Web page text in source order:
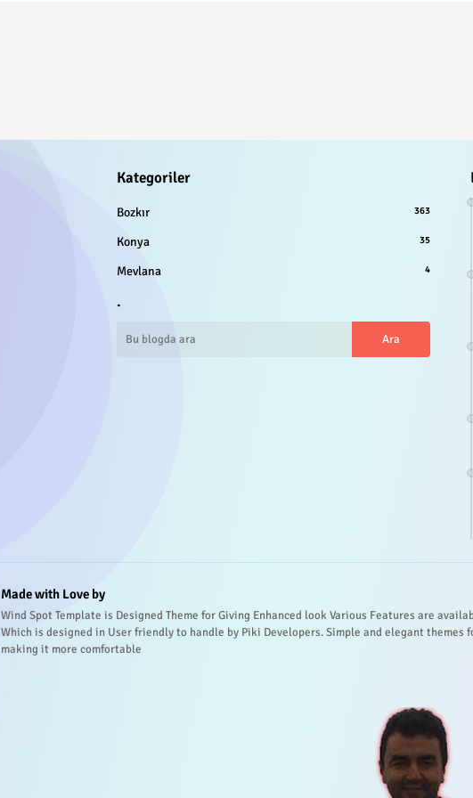
Kategoriler
Bozkır 363
Konya 35
Mevlana 4
.
Made with Love by
Wind Spot Template is Designed Theme for Giving Enhanced look Various Features are
Which is designed in User friendly to handle by Piki Developers. Simple and elegant themes
making it more comfortable